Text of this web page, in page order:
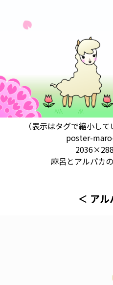
（表示はタグで縮小し
poster-
麻呂とアルパカ
＜ アル